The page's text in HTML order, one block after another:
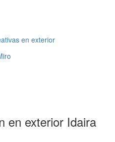
en exterior
en exterior Idaira